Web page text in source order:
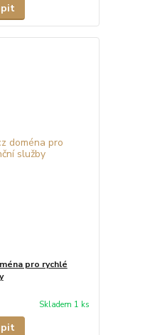
pro rychlé
Skladem 1 ks